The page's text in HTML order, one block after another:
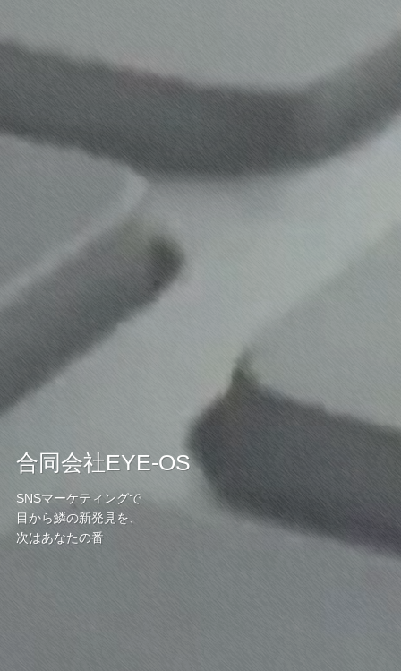
合同会社EYE-OS
SNSマーケティングで
目から鱗の新発見を、
次はあなたの番